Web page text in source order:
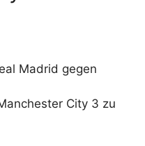
Madrid gegen
City 3 zu